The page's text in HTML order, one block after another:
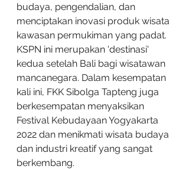
budaya, pengendalian, dan
menciptakan inovasi produk wisata
kawasan permukiman yang padat.
KSPN ini merupakan 'destinasi'
kedua setelah Bali bagi wisatawan
mancanegara. Dalam kesempatan
kali ini, FKK Sibolga Tapteng juga
berkesempatan menyaksikan
Festival Kebudayaan Yogyakarta
2022 dan menikmati wisata budaya
dan industri kreatif yang sangat
berkembang.